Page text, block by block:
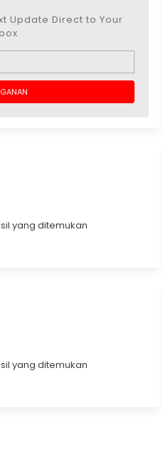
Update Direct to Your
yang ditemukan
yang ditemukan